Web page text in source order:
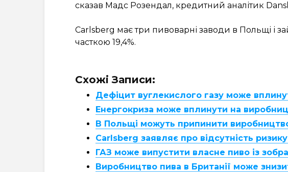
сказав Мадс Розендал, кредитний аналітик
Carlsberg має три пивоварні заводи в Польщі і
часткою 19,4%.
Схожі Записи:
Дефіцит вуглекислого газу може
Енергокриза може вплинути на
В Польщі можуть припинити
Carlsberg заявляє про відсутність
ГАЗ може випустити власне пиво із
Виробництво пива в Британії може